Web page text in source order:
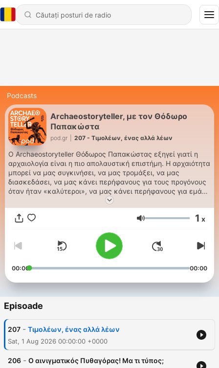
Podcasts
Archaeostoryteller, με τον Θόδωρο
Παπακώστα
pod.gr 207 - Τιμολέων, ένας αλλά λέων
Ο Αrchaeostoryteller Θόδωρος Παπακώστας εξηγεί γιατί η
αρχαιολογία είναι η πιο απολαυστική επιστήμη. Η αρχαιότητα
μπορεί να μας συγκινήσει, να μας τρομάξει, να μας
διασκεδάσει, να μας κάνει περήφανους για τους προγόνους
όταν ήταν «καλύτεροι», να μας κάνει περήφανους για εμάς
όταν είμαστε εμείς «καλύτεροι». Το παρελθόν είναι κομμάτι
μας. Όταν το γνωρίζουμε κάτι ξυπνάει μέσα μας.
Volum 1 x
00:00 00:00
Episoade
207 - Τιμολέων, ένας αλλά λέων
Sat, 1 Aug 2026 00:00:00 +0000
206 - Ο αινιγματικός Πυθαγόρας! Μα τι τύπος;